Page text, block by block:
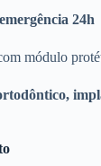
24h
módulo